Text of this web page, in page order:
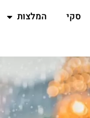
סקי
המלצות